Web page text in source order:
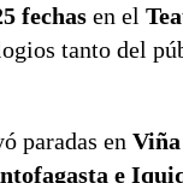
fechas en el
tanto del
paradas en
e